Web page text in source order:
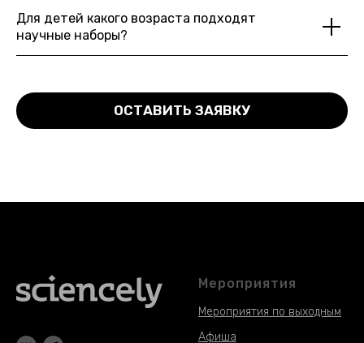
Для детей какого возраста подходят
научные наборы?
ОСТАВИТЬ ЗАЯВКУ
Мероприятия
Мероприятия по выходным
Афиша